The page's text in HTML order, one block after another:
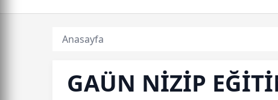
Anasayfa
GAÜN NİZİP